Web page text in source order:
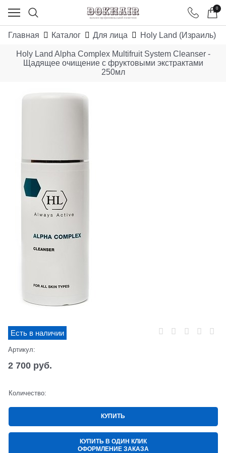
0
Главная Каталог Для лица Holy Land (Израиль)
Holy Land Alpha Complex Multifruit System Cleanser -
Щадящее очищение с фруктовыми экстрактами
250мл
Есть в наличии
Артикул:
2 700 руб.
Количество:
КУПИТЬ
КУПИТЬ В ОДИН КЛИК
ОФОРМЛЕНИЕ ЗАКАЗА